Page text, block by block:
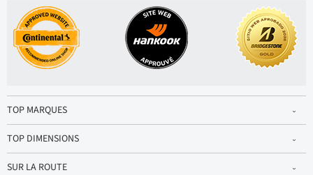
TOP MARQUES
TOP DIMENSIONS
SUR LA ROUTE